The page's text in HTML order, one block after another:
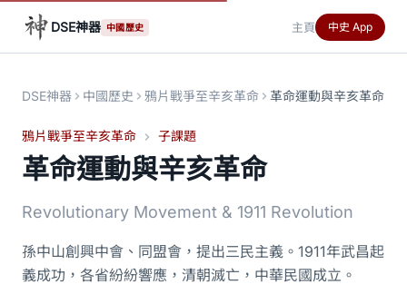
DSE神器 中國歷史 主頁 中史 App
DSE神器 中國歷史 鴉片戰爭至辛亥革命 革命運動與辛亥革命
鴉片戰爭至辛亥革命 子課題
革命運動與辛亥革命
Revolutionary Movement & 1911 Revolution
孫中山創興中會、同盟會，提出三民主義。1911年武昌起
義成功，各省紛紛響應，清朝滅亡，中華民國成立。